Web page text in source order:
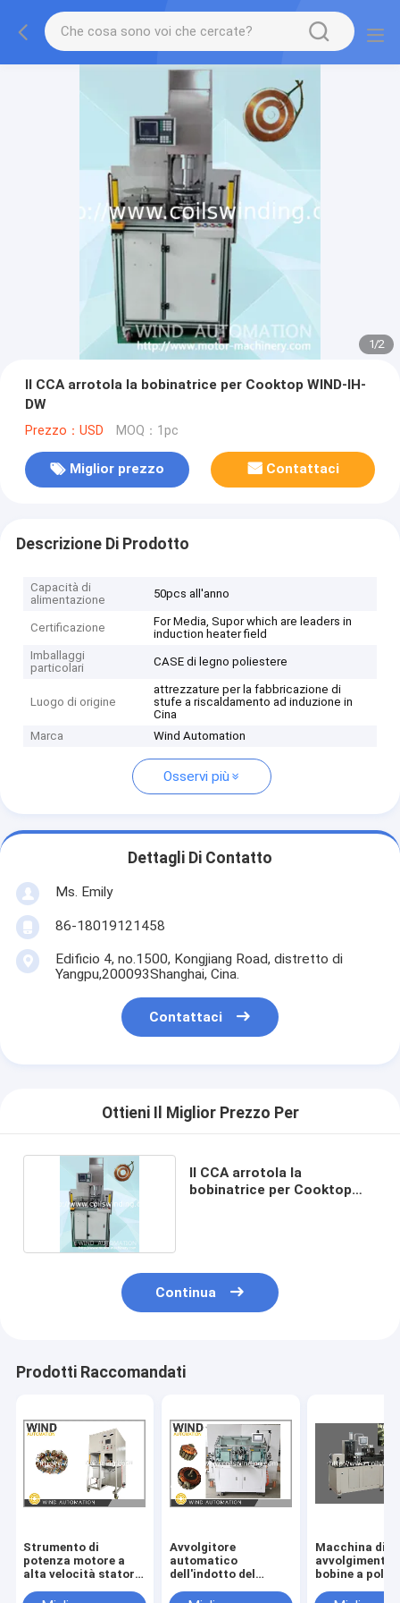
1/2
Il CCA arrotola la bobinatrice per Cooktop WIND-IH-
DW
Prezzo：USD MOQ：1pc
Miglior prezzo Contattaci
Descrizione Di Prodotto
Capacità di
alimentazione
50pcs all'anno
Certificazione
For Media, Supor which are leaders in
induction heater field
Imballaggi
particolari
CASE di legno poliestere
Luogo di origine
attrezzature per la fabbricazione di
stufe a riscaldamento ad induzione in
Cina
Marca
Wind Automation
Osservi più
Dettagli Di Contatto
Ms. Emily
86-18019121458
Edificio 4, no.1500, Kongjiang Road, distretto di
Yangpu,200093Shanghai, Cina.
Contattaci
Ottieni Il Miglior Prezzo Per
Il CCA arrotola la
bobinatrice per Cooktop
Continua
Prodotti Raccomandati
Strumento di
potenza motore a
alta velocità statore
Avvolgitore
automatico
dell'indotto del
Macchina di
avvolgimento
bobine a poli